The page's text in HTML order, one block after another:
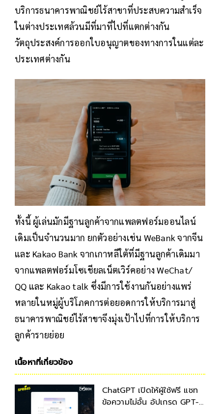
บริการธนาคารพาณิชย์ไร้สาขาที่ประสบความสำเร็จ
ในต่างประเทศล้วนมีที่มาที่ไปที่แตกต่างกัน
วัตถุประสงค์การออกใบอนุญาตของทางการในแต่ละ
ประเทศต่างกัน
ทั้งนี้ ผู้เล่นมักมีฐานลูกค้าจากแพลตฟอร์มออนไลน์
เดิมเป็นจำนวนมาก ยกตัวอย่างเช่น WeBank จากจีน
และ Kakao Bank จากเกาหลีใต้ที่มีฐานลูกค้าเดิมมา
จากแพลตฟอร์มโซเชียลเน็ตเวิร์คอย่าง WeChat/
QQ และ Kakao talk ซึ่งมีการใช้งานกันอย่างแพร่
หลายในหมู่ผู้บริโภคการต่อยอดการให้บริการมาสู่
ธนาคารพาณิชย์ไร้สาขาจึงมุ่งเป้าไปที่การให้บริการ
ลูกค้ารายย่อย
เนื้อหาที่เกี่ยวข้อง
ChatGPT เปิดให้ผู้ใช้ฟรี แชท
ข้อความไม่อั้น อัปเกรด GPT-